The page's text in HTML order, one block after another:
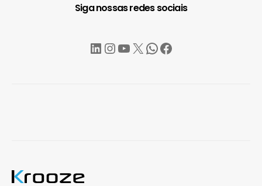
Siga nossas redes sociais
LinkedIn
Instagram
YouTube
X WhatsApp
Facebook